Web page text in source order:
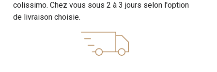
colissimo. Chez vous sous 2 à 3 jours selon l'option
de livraison choisie.